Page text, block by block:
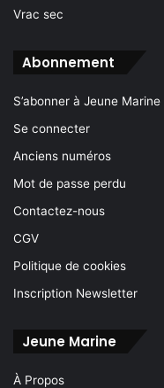
Vrac sec
Abonnement
S’abonner à Jeune Marine
Se connecter
Anciens numéros
Mot de passe perdu
Contactez-nous
CGV
Politique de cookies
Inscription Newsletter
Jeune Marine
À Propos